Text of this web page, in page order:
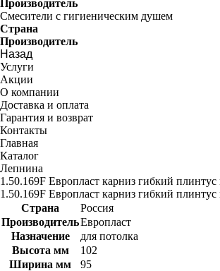
Производитель
Смесители с гигиеническим душем
Страна
Производитель
Назад
Услуги
Акции
О компании
Доставка и оплата
Гарантия и возврат
Контакты
Главная
Каталог
Лепнина
1.50.169F Европласт карниз гибкий
1.50.169F Европласт карниз гибкий
Страна
Россия
ПроизводительЕвропласт
Назначение
для потолка
Высота мм
102
Ширина мм
95